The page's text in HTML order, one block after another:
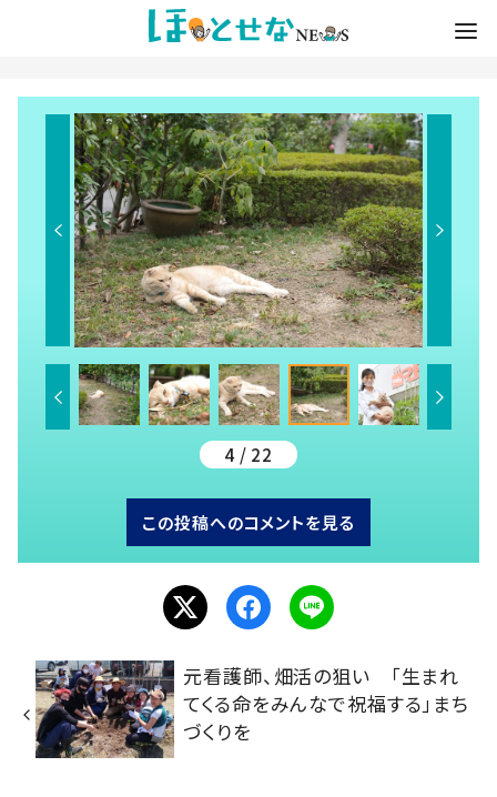
4 / 22
この投稿へのコメントを見る
元看護師、畑活の狙い 「生まれ
てくる命をみんなで祝福する」まち
づくりを